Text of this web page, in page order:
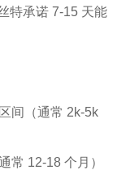
特承诺 7-15 天能
间（通常 2k-5k
常 12-18 个月）